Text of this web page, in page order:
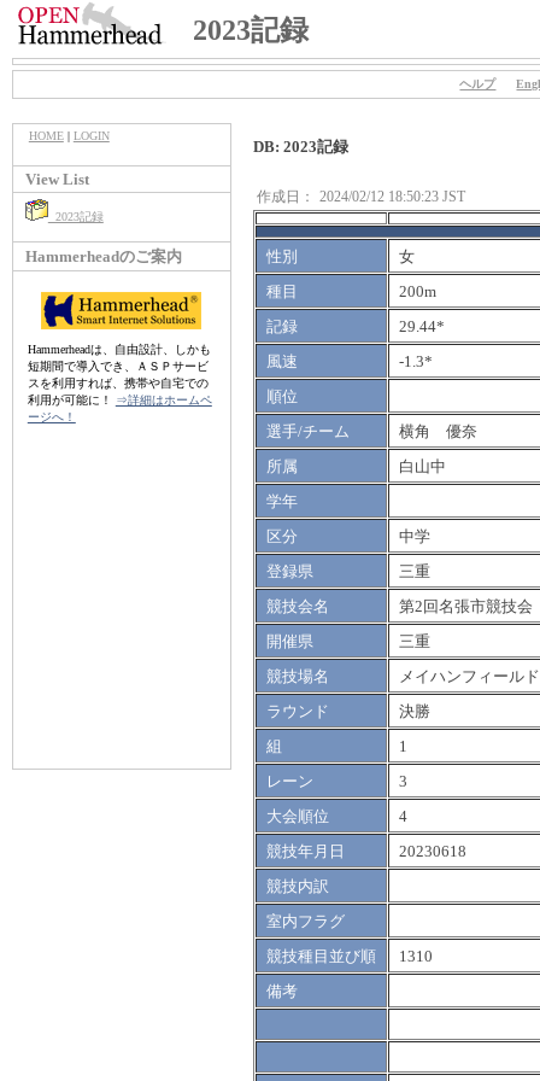
2023記録
ヘルプ
HOME| LOGIN
View List
2023記録
Hammerheadのご案内
Hammerheadは、自由設計、しかも
短期間で導入でき、ＡＳＰサービ
スを利用すれば、携帯や自宅での
利用が可能に！
⇒詳細はホームペ
ージへ！
DB: 2023記録
作成日： 2024/02/12 18:50:23 JST
性別
女
種目
200m
記録
29.44*
風速
-1.3*
順位
選手/チーム
横角 優奈
所属
白山中
学年
区分
中学
登録県
三重
競技会名
第2回名張市競技会
開催県
三重
競技場名
メイハンフィールド
ラウンド
決勝
組
1
レーン
3
大会順位
4
競技年月日
20230618
競技内訳
室内フラグ
競技種目並び順
1310
備考